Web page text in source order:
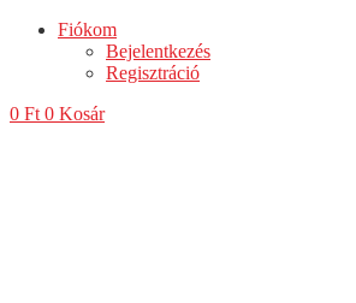
Fiókom
Bejelentkezés
Regisztráció
0 Ft 0 Kosár